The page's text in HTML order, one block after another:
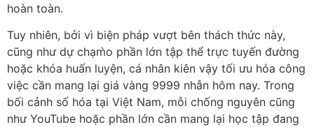
hoàn toàn.
Tuy nhiên, bởi vì biện pháp vượt bên thách thức này,
cũng như dự chạm̀o phần lớn tập thể trực tuyến đường
hoặc khóa huấn luyện, cá nhân kiên vậy tối ưu hóa công
việc cần mang lại giá vàng 9999 nhẫn hôm nay. Trong
bối cảnh số hóa tại Việt Nam, mỗi chống nguyên cũng
như YouTube hoặc phần lớn cần mang lại học tập đang